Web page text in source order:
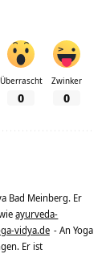
Überrascht
0
Zwinker
0
Bad Meinberg. Er
ayurveda-
vidya.de - An Yoga
Er ist